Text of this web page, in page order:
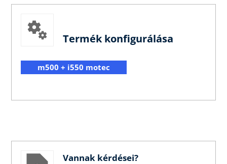
Termék konfigurálása
m500 + i550 motec
Vannak kérdései?